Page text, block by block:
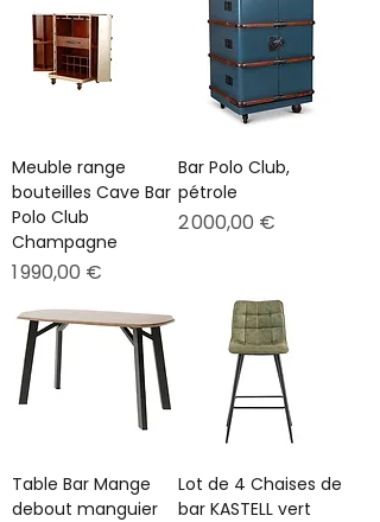
Meuble range
bouteilles Cave Bar
Polo Club
Champagne
Prix
1 990,00 €
Bar Polo Club,
pétrole
Prix
2 000,00 €
Table Bar Mange
debout manguier
Lot de 4 Chaises de
bar KASTELL vert